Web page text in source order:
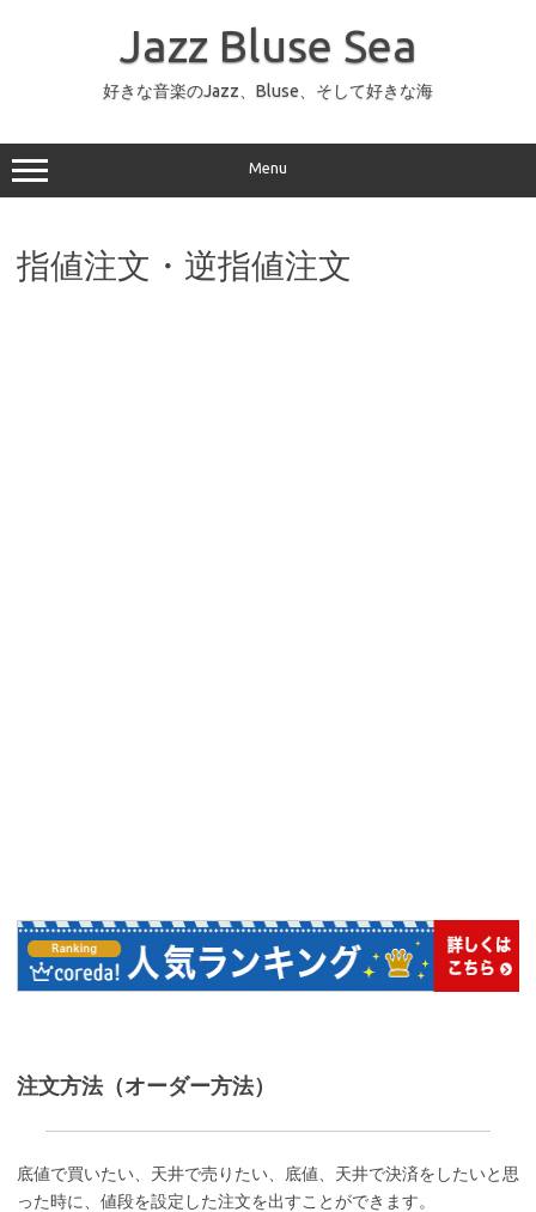
ッ
プ
Jazz Bluse Sea
好きな音楽のJazz、Bluse、そして好きな海
Menu
指値注文・逆指値注文
注文方法（オーダー方法）
底値で買いたい、天井で売りたい、底値、天井で決済をしたいと思
った時に、値段を設定した注文を出すことができます。